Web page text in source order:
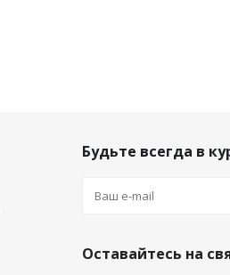
Будьте всегда в
Оставайтесь на